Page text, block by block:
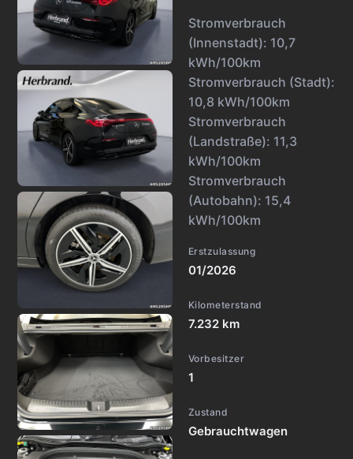
Stromverbrauch
(Innenstadt): 10,7
kWh/100km
Stromverbrauch (Stadt):
10,8 kWh/100km
Stromverbrauch
(Landstraße): 11,3
kWh/100km
Stromverbrauch
(Autobahn): 15,4
kWh/100km
Erstzulassung
01/2026
Kilometerstand
7.232 km
Vorbesitzer
1
Zustand
Gebrauchtwagen